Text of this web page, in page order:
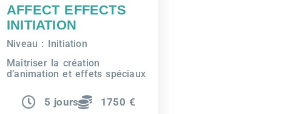
AFFECT EFFECTS
INITIATION
Niveau : Initiation
Maîtriser la création
d’animation et effets spéciaux
5 jours 1750 €